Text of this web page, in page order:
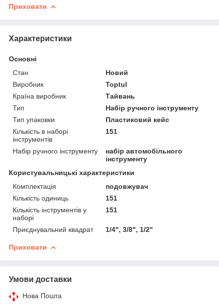
Приховати
Характеристики
Основні
Стан
Новий
Виробник
Toptul
Країна виробник
Тайвань
Тип
Набір ручного інструменту
Тип упаковки
Пластиковий кейс
Кількість в наборі
інструментів
151
Набір ручного інструменту
набір автомобільного
інструменту
Користувальницькі характеристики
Комплектація
подовжувач
Кількість одиниць
151
Кількість інструментів у
наборі
151
Приєднувальний квадрат 1/4", 3/8", 1/2"
Приховати
Умови доставки
Нова Пошта